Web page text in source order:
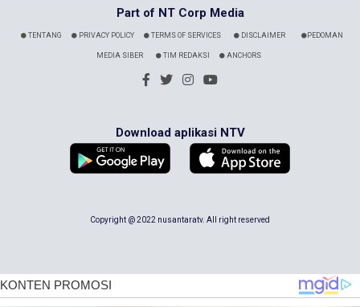
Part of NT Corp Media
TENTANG PRIVACY POLICY TERMS OF SERVICES DISCLAIMER PEDOMAN
MEDIA SIBER TIM REDAKSI ANCHORS
Download aplikasi NTV
Copyright @ 2022 nusantaratv. All right reserved